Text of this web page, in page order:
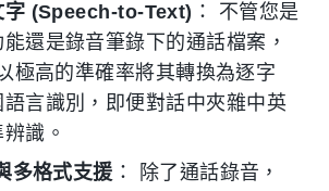
字 (Speech-to-Text) ： 不管您是
還是錄音筆錄下的通話檔案，
極高的準確率將其轉換為逐字
言識別，即便對話中夾雜中英
識。
多格式支援 ： 除了通話錄音，